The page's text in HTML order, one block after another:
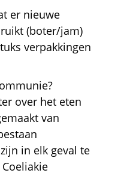
er nieuwe
(boter/jam)
verpakkingen
over het eten
van
in elk geval te